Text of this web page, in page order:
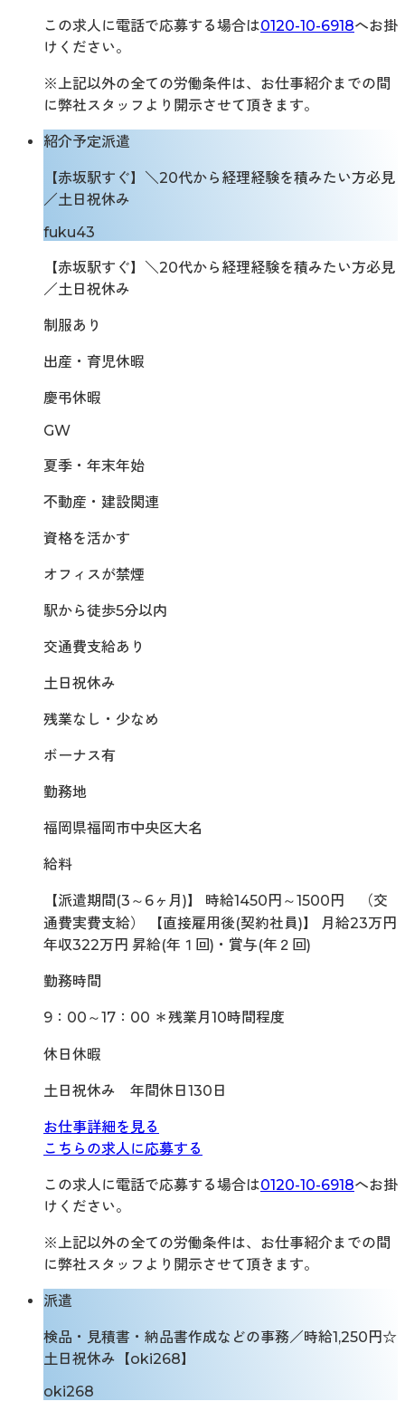
この求人に電話で応募する場合は0120-10-6918へお掛
けください。
※上記以外の全ての労働条件は、お仕事紹介までの間
に弊社スタッフより開示させて頂きます。
紹介予定派遣
【赤坂駅すぐ】＼20代から経理経験を積みたい方必見
／土日祝休み
fuku43
【赤坂駅すぐ】＼20代から経理経験を積みたい方必見
／土日祝休み
制服あり
出産・育児休暇
慶弔休暇
GW
夏季・年末年始
不動産・建設関連
資格を活かす
オフィスが禁煙
駅から徒歩5分以内
交通費支給あり
土日祝休み
残業なし・少なめ
ボーナス有
勤務地
福岡県福岡市中央区大名
給料
【派遣期間(3～6ヶ月)】 時給1450円～1500円 （交
通費実費支給） 【直接雇用後(契約社員)】 月給23万円
年収322万円 昇給(年１回)・賞与(年２回)
勤務時間
9：00～17：00 ＊残業月10時間程度
休日休暇
土日祝休み 年間休日130日
お仕事詳細を見る
こちらの求人に応募する
この求人に電話で応募する場合は0120-10-6918へお掛
けください。
※上記以外の全ての労働条件は、お仕事紹介までの間
に弊社スタッフより開示させて頂きます。
派遣
検品・見積書・納品書作成などの事務／時給1,250円☆
土日祝休み【oki268】
oki268